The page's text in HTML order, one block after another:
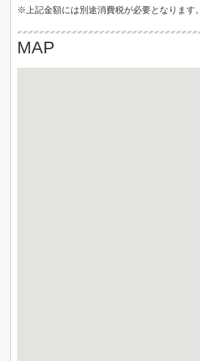
※上記金額には別途消費税が必要となります。
MAP